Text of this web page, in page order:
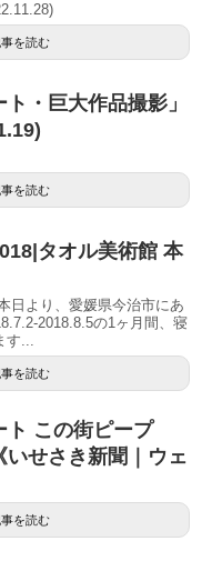
を読む
・巨大作品撮影」
を読む
タオル美術館 本
日より、愛媛県今治市にあ
2018.8.5の1ヶ月間、寝
す...
を読む
ト この街ピープ
せさき新聞｜ウェ
を読む